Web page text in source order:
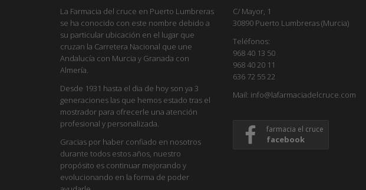
La Farmacia del cruce en Puerto Lumbreras
se ha conocido con este nombre debido a
su particular ubicación en el lugar que
cruzan la Carretera Nacional que une
Andalucía con Murcia y Granada con
Almería.
Desde 1931 hasta el dia de hoy son ya 3
generaciones las que hemos estado tras el
mostrador para ofrecerle una atención
profesional y personalizada.
Gracias por haber confiado en nosotros
durante todos estos años, nuestro
propósito es continuar mejorando y
evolucionando en la forma de poder
C/ Mayor, 1
30890 Puerto Lumbreras (Murcia)
Teléfonos:
968 40 13 50
968 40 20 11
636 72 55 22
Mail: info@lafarmaciadelcruce.com
farmacia el cruce
facebook